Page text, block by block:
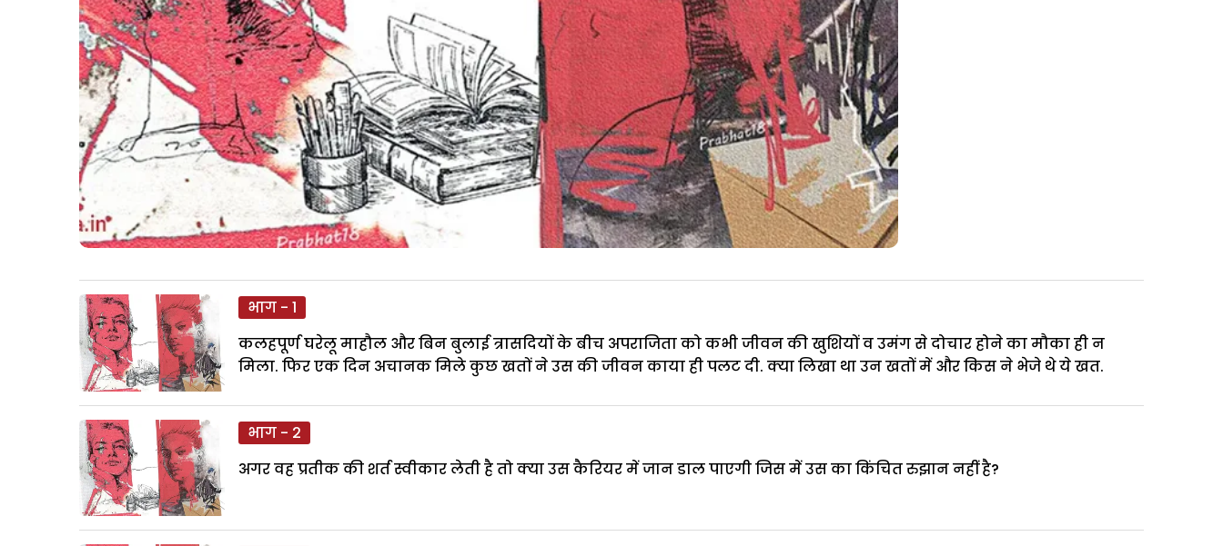
भाग - 1
कलहपूर्ण घरेलू माहौल और बिन बुलाई त्रासदियों के बीच अपराजिता को कभी जीवन की खुशियों व उमंग से दोचार होने का मौका ही न
मिला. फिर एक दिन अचानक मिले कुछ खतों ने उस की जीवन काया ही पलट दी. क्या लिखा था उन खतों में और किस ने भेजे थे ये खत.
भाग - 2
अगर वह प्रतीक की शर्त स्वीकार लेती है तो क्या उस कैरियर में जान डाल पाएगी जिस में उस का किंचित रुझान नहीं है?